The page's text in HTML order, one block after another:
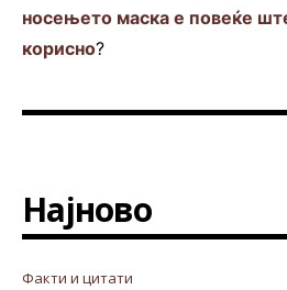
носењето маска e повеќе
корисно?
Најново
Факти и цитати